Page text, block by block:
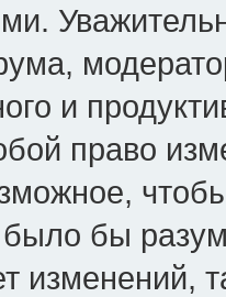
и
право
бы
изменений,